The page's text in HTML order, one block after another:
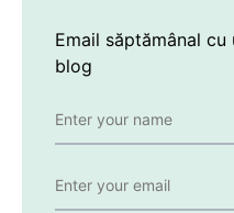
Email săptămânal
blog